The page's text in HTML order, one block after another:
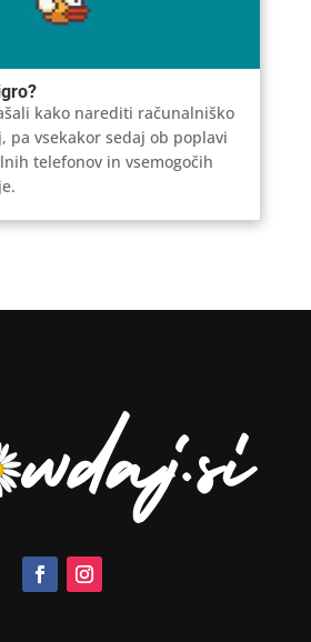
kako narediti računalniško
pa vsekakor sedaj ob poplavi
telefonov in vsemogočih